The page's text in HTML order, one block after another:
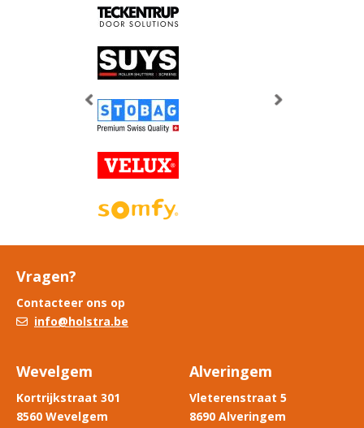
Vorige Volgende
Vragen?
Contacteer ons op
info@holstra.be
Wevelgem
Kortrijkstraat 301
8560 Wevelgem
Alveringem
Vleterenstraat 5
8690 Alveringem